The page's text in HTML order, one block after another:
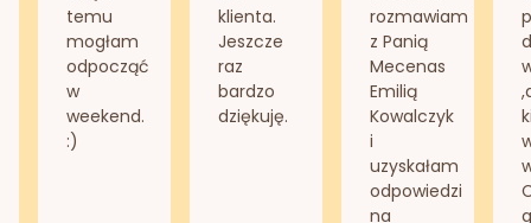
temu
mogłam
odpocząć
w
weekend.
:)
klienta.
Jeszcze
raz
bardzo
dziękuję.
rozmawiam
z Panią
Mecenas
Emilią
Kowalczyk
i
uzyskałam
odpowiedzi
na